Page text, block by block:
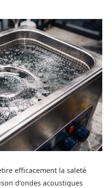
efficacement la saleté
d’ondes acoustiques